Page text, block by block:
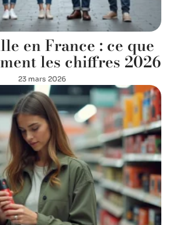
en France : ce que
les chiffres 2026
23 mars 2026